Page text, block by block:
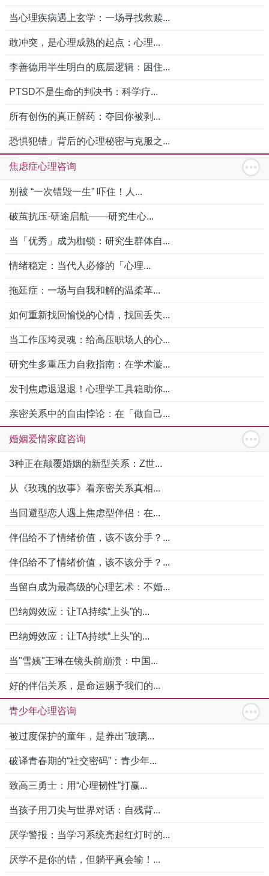
当心理疾病遇上玄学：一场寻找救赎...
敢冲突，是心理成熟的起点：心理...
李善德用半生明白的底层逻辑：困住...
PTSD不是生命的判决书：科学疗...
所有创伤的真正解药：夺回你被剥...
恐惧犯错」背后的心理秘密与克服之...
焦虑症心理咨询
别被 “一次错毁一生” 吓住！人...
破茧抗压·研途启航——研究生心...
当「优秀」成为枷锁：研究生群体自...
情绪稳定：当代人必修的「心理...
拖延症：一场与自我和解的温柔革...
如何重新找回愉悦的心情，找回丢失...
当工作压垮灵魂：给高压职场人的心...
研究生多重压力自救指南：在学术漩...
发刊焦虑退退退！心理学工具箱助你...
亲密关系中的自由悖论：在「做自己...
婚姻爱情家庭咨询
3种正在颠覆婚姻的新型关系：Z世...
从《玫瑰的故事》看亲密关系真相...
当回避型恋人遇上焦虑型伴侣：在...
伴侣给不了情绪价值，该不该分手？...
伴侣给不了情绪价值，该不该分手？...
当留白成为最高级的心理艺术：不婚...
巴纳姆效应：让TA持续“上头”的...
巴纳姆效应：让TA持续“上头”的...
当"雪姨"王琳在镜头前崩溃：中国...
好的伴侣关系，是命运赐予我们的...
青少年心理咨询
被过度保护的童年，是养出"玻璃...
破译青春期的“社交密码”：青少年...
致高三勇士：用“心理韧性”打赢...
当孩子用刀尖与世界对话：自残背...
厌学警报：当学习系统亮起红灯时的...
厌学不是你的错，但躺平真会输！...